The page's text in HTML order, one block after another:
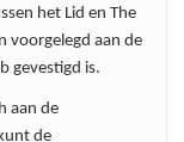
het Lid en The
voorgelegd aan de
gevestigd is.
aan de
de